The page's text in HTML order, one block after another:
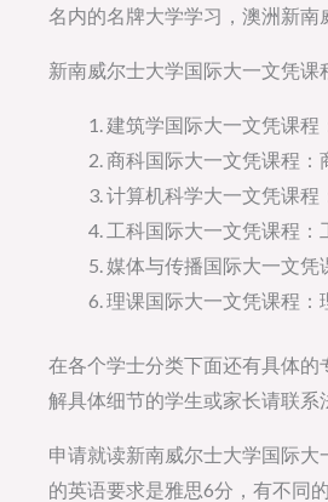
名内的名牌大学学习，澳洲新南
新南威尔士大学国际大一文凭课
建筑学国际大一文凭课程
商科国际大一文凭课程：
计算机科学大一文凭课程
工科国际大一文凭课程：
媒体与传播国际大一文凭
理课国际大一文凭课程：
在各个学士分类下面还有具体
解具体细节的学生或家长请联系
申请就读新南威尔士大学国际
的英语要求是雅思6分，有不同